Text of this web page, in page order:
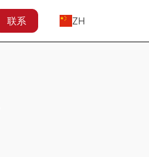
联系 ZH